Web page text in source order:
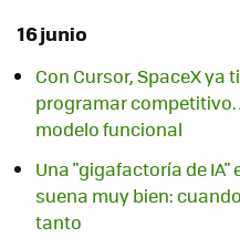
16 junio
Con Cursor, SpaceX ya
programar competitivo.
modelo funcional
Una "gigafactoría de
suena muy bien:
tanto